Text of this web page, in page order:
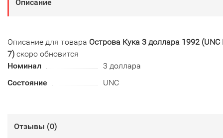
Описание
Описание для товара Острова Кука 3 доллара 1992 (UNC
7) скоро обновится
Номинал
3 доллара
Состояние
UNC
Отзывы (0)